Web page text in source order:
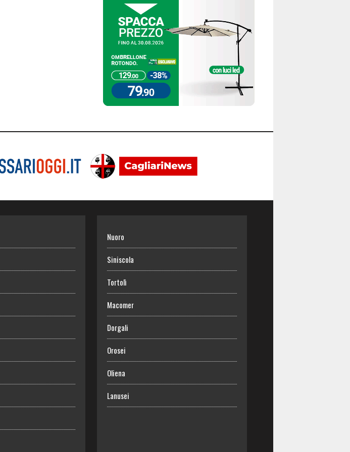
Nuoro
Siniscola
Tortolì
Macomer
Dorgali
Orosei
Oliena
Lanusei